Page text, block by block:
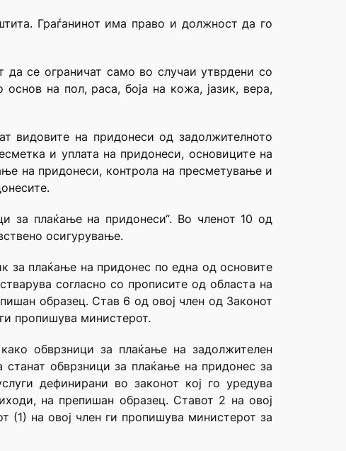
Граѓанинот има право и должност да го
се ограничат само во случаи утврдени со
на пол, раса, боја на кожа, јазик, вера,
видовите на придонеси од задолжителното
и уплата на придонеси, основиците на
на придонеси, контрола на пресметување и
за плаќање на придонеси“. Во членот 10 од
осигурување.
за плаќање на придонес по една од основите
согласно со прописите од областа на
образец. Став 6 од овој член од Законот
пропишува министерот.
обврзници за плаќање на задолжителен
обврзници за плаќање на придонес за
дефинирани во законот кој го уредува
на препишан образец. Ставот 2 на овој
(1) на овој член ги пропишува министерот за